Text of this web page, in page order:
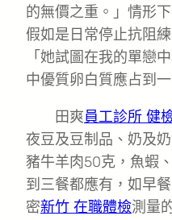
的無價之重。」情形
假如是日常停止抗阻
「她試圖在我的單戀
中優質卵白質應占到
田爽員工診所 健
夜豆及豆制品、奶及
豬牛羊肉50克，魚蝦
到三餐都應有，如早
密新竹 在職體檢測量